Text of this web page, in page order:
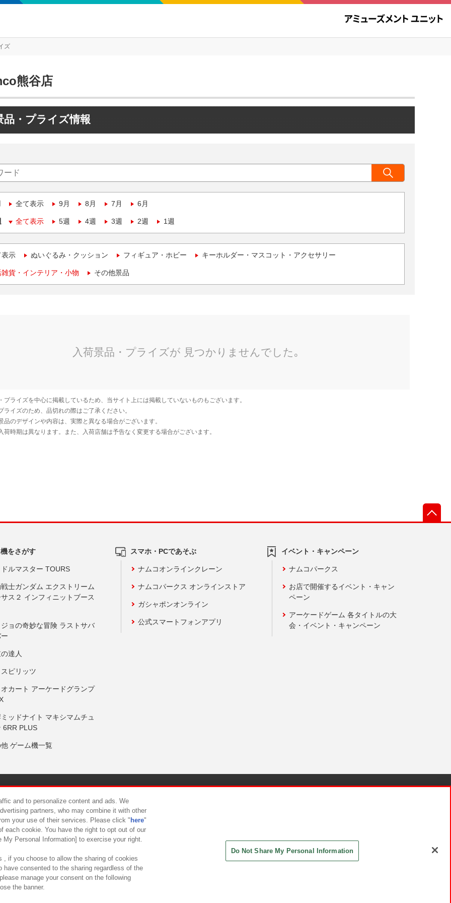
ズ
熊谷店
品・プライズ情報
全て表示 9月 8月 7月 6月
全て表示 5週 4週 3週 2週 1週
表示 ぬいぐるみ・クッション フィギュア・ホビー キーホルダー・マスコット・アクセサリー
貨・インテリア・小物 その他景品
をさがす
ルマスター TOURS
士ガンダム エクストリーム
ス２ インフィニットブース
ョの奇妙な冒険 ラストサバ
達人
ピリッツ
カート アーケードグランプ
ッドナイト マキシマムチュ
6RR PLUS
ゲーム機一覧
スマホ・PCであそぶ
ナムコオンラインクレーン
ナムコパークス オンラインストア
ガシャポンオンライン
公式スマートフォンアプリ
イベント・キャンペーン
ナムコパークス
お店で開催するイベント・キャン
ペーン
アーケードゲーム 各タイトルの大
会・イベント・キャンペーン
について カスタマーハラスメント対応方針
and to personalize content and ads. We
partners, who may combine it with other
your use of their services. Please click " here"
each cookie. You have the right to opt out of our
Personal Information] to exercise your right.
, if you choose to allow the sharing of cookies
have consented to the sharing regardless of the
manage your consent on the following
the banner.
Do Not Share My Personal Information